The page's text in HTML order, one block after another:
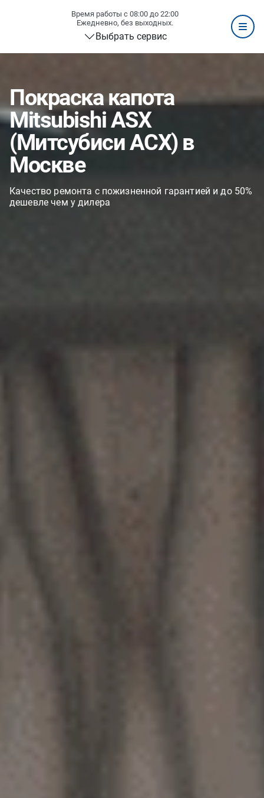
Время работы с 08:00 до 22:00
Ежедневно, без выходных.
Выбрать сервис
Покраска капота
Mitsubishi ASX
(Митсубиси АСХ) в
Москве
Качество ремонта с пожизненной гарантией и до 50%
дешевле чем у дилера